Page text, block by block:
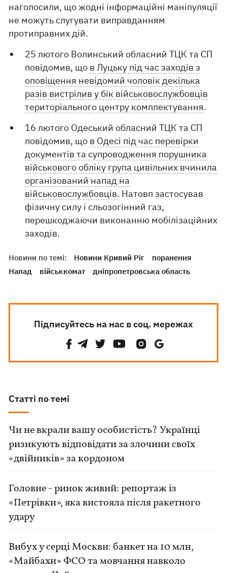
наголосили, що жодні інформаційні маніпуляції
не можуть слугувати виправданням
протиправних дій.
25 лютого Волинський обласний ТЦК та СП
повідомив, що в Луцьку під час заходів з
оповіщення невідомий чоловік декілька
разів вистрілив у бік військовослужбовців
територіального центру комплектування.
16 лютого Одеський обласний ТЦК та СП
повідомив, що в Одесі під час перевірки
документів та супроводження порушника
військового обліку група цивільних вчинила
організований напад на
військовослужбовців. Натовп застосував
фізичну силу і сльозогінний газ,
перешкоджаючи виконанню мобілізаційних
заходів.
Новини по темі: Новини Кривий Ріг
поранення
Напад
військкомат дніпропетровська область
Підписуйтесь на нас в соц. мережах
Статті по темі
Чи не вкрали вашу особистість? Українці
ризикують відповідати за злочини своїх
«двійників» за кордоном
Головне - ринок живий: репортаж із
«Петрівки», яка вистояла після ракетного
удару
Вибух у серці Москви: банкет на 10 млн,
«Майбахи» ФСО та мовчання навколо